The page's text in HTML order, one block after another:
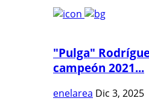
"Pulga"
campeón 2021...
enelarea Dic 3, 2025